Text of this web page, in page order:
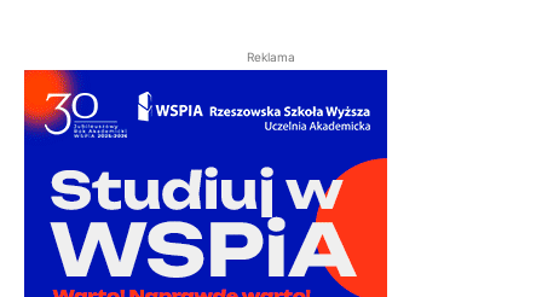
Reklama